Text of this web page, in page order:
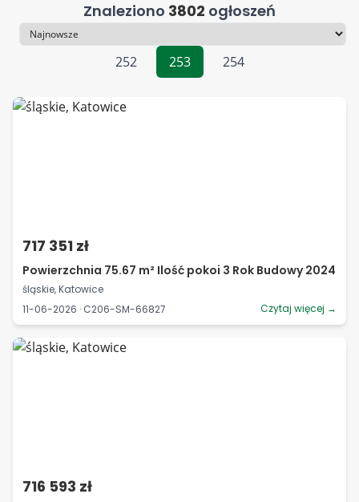
Znaleziono 3802 ogłoszeń
Sortowanie
252
253 254
717 351 zł
Powierzchnia 75.67 m² Ilość pokoi 3 Rok Budowy 2024
śląskie, Katowice
11-06-2026 · C206-SM-66827
Czytaj więcej →
716 593 zł